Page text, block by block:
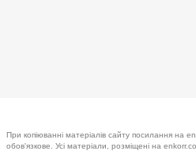
При копіюванні матеріалів сайту посилання на
обов'язкове. Усі матеріали, розміщені на